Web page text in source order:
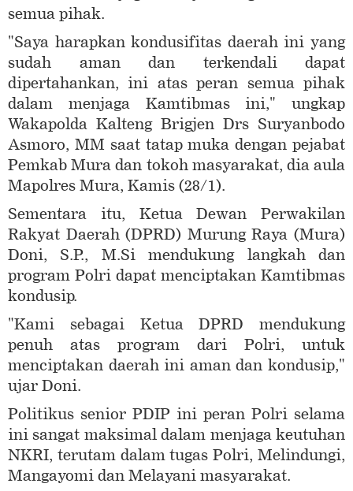
semua pihak.
"Saya harapkan kondusifitas daerah ini yang
sudah aman dan terkendali dapat
dipertahankan, ini atas peran semua pihak
dalam menjaga Kamtibmas ini," ungkap
Wakapolda Kalteng Brigjen Drs Suryanbodo
Asmoro, MM saat tatap muka dengan pejabat
Pemkab Mura dan tokoh masyarakat, dia aula
Mapolres Mura, Kamis (28/1).
Sementara itu, Ketua Dewan Perwakilan
Rakyat Daerah (DPRD) Murung Raya (Mura)
Doni, S.P., M.Si mendukung langkah dan
program Polri dapat menciptakan Kamtibmas
kondusip.
"Kami sebagai Ketua DPRD mendukung
penuh atas program dari Polri, untuk
menciptakan daerah ini aman dan kondusip,"
ujar Doni.
Politikus senior PDIP ini peran Polri selama
ini sangat maksimal dalam menjaga keutuhan
NKRI, terutam dalam tugas Polri, Melindungi,
Mangayomi dan Melayani masyarakat.